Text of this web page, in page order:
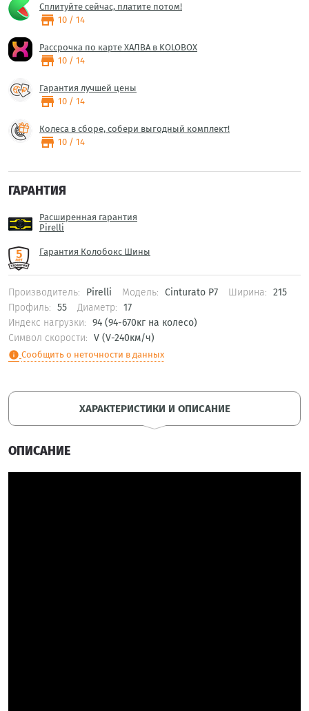
Сплитуйте сейчас, платите потом!
store 10 / 14
Рассрочка по карте ХАЛВА в KOLOBOX
store 10 / 14
Гарантия лучшей цены
store 10 / 14
Колеса в сборе, собери выгодный комплект!
store 10 / 14
ГАРАНТИЯ
Расширенная гарантия
Pirelli
Гарантия Колобокс Шины
Производитель: Pirelli Модель: Cinturato P7 Ширина: 215
Профиль: 55 Диаметр: 17
Индекс нагрузки: 94 (94-670кг на колесо)
Символ скорости: V (V-240км/ч)
info Сообщить о неточности в данных
ХАРАКТЕРИСТИКИ И ОПИСАНИЕ
ОПИСАНИЕ